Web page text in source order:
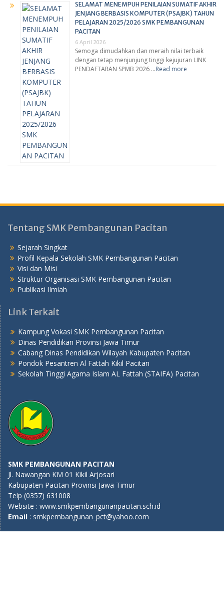
SELAMAT MENEMPUH PENILAIAN SUMATIF AKHIR
JENJANG BERBASIS KOMPUTER (PSAJBK) TAHUN
PELAJARAN 2025/2026 SMK PEMBANGUNAN
PACITAN
6 April 2026
Semoga dimudahkan dan meraih nilai terbaik
dengan tetap menjunjung tinggi kejujuran LINK
PENDAFTARAN SPMB 2026 …Read more
Tentang SMK Pembangunan Pacitan
Sejarah Singkat
Profil Kepala Sekolah SMK Pembangunan Pacitan
Visi dan Misi
Struktur Organisasi SMK Pembangunan Pacitan
Publikasi Ilmiah
Link Terkait
Kampung Vokasi SMK Pembangunan Pacitan
Dinas Pendidikan Provinsi Jawa Timur
Cabang Dinas Pendidikan Wilayah Kabupaten Pacitan
Pondok Pesantren Al Fattah Kikil Pacitan
Sekolah Tinggi Agama Islam AL Fattah (STAIFA) Pacitan
SMK PEMBANGUNAN PACITAN
Jl. Nawangan KM 01 Kikil Arjosari
Kabupaten Pacitan Provinsi Jawa Timur
Telp (0357) 631008
Website : www.smkpembangunanpacitan.sch.id
Email : smkpembangunan_pct@yahoo.com